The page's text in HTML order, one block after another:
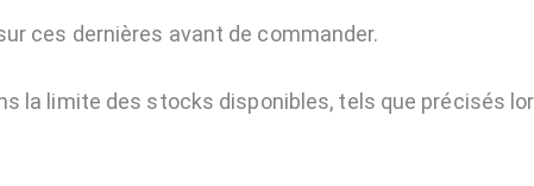
ces dernières avant de commander.
la limite des stocks disponibles, tels que précisés